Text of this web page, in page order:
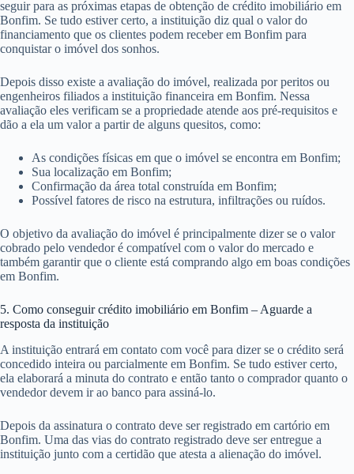
seguir para as próximas etapas de obtenção de crédito imobiliário em
Bonfim. Se tudo estiver certo, a instituição diz qual o valor do
financiamento que os clientes podem receber em Bonfim para
conquistar o imóvel dos sonhos.
Depois disso existe a avaliação do imóvel, realizada por peritos ou
engenheiros filiados a instituição financeira em Bonfim. Nessa
avaliação eles verificam se a propriedade atende aos pré-requisitos e
dão a ela um valor a partir de alguns quesitos, como:
As condições físicas em que o imóvel se encontra em Bonfim;
Sua localização em Bonfim;
Confirmação da área total construída em Bonfim;
Possível fatores de risco na estrutura, infiltrações ou ruídos.
O objetivo da avaliação do imóvel é principalmente dizer se o valor
cobrado pelo vendedor é compatível com o valor do mercado e
também garantir que o cliente está comprando algo em boas condições
em Bonfim.
5. Como conseguir crédito imobiliário em Bonfim – Aguarde a
resposta da instituição
A instituição entrará em contato com você para dizer se o crédito será
concedido inteira ou parcialmente em Bonfim. Se tudo estiver certo,
ela elaborará a minuta do contrato e então tanto o comprador quanto o
vendedor devem ir ao banco para assiná-lo.
Depois da assinatura o contrato deve ser registrado em cartório em
Bonfim. Uma das vias do contrato registrado deve ser entregue a
instituição junto com a certidão que atesta a alienação do imóvel.